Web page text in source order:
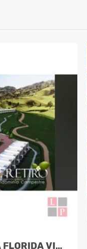
VENTA CESIÓN CASA CONJUNTO LA FLORIDA VILLAMARÍA COD 10244933